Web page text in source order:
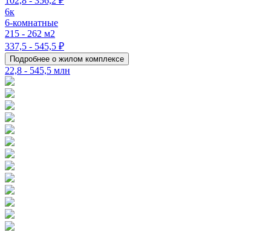
6к
6-комнатные
215 - 262 м2
337,5 - 545,5 ₽
Подробнее о жилом комплексе
22,8 - 545,5 млн